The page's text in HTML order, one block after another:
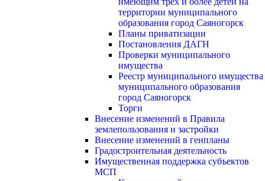
территории муниципального
образования город Саяногорск
Планы приватизации
Постановления ДАГН
Проверки муниципального
имущества
Реестр муниципального имущества
муниципального образования
город Саяногорск
Торги
Внесение изменений в Правила
землепользования и застройки
Внесение изменений в генпланы
Градостроительная деятельность
Имущественная поддержка субъектов
МСП